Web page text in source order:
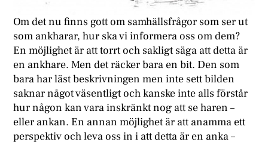
Om det nu finns gott om samhällsfrågor som ser ut
som ankharar, hur ska vi informera oss om dem?
En möjlighet är att torrt och sakligt säga att detta är
en ankhare. Men det räcker bara en bit. Den som
bara har läst beskrivningen men inte sett bilden
saknar något väsentligt och kanske inte alls förstår
hur någon kan vara inskränkt nog att se haren –
eller ankan. En annan möjlighet är att anamma ett
perspektiv och leva oss in i att detta är en anka –